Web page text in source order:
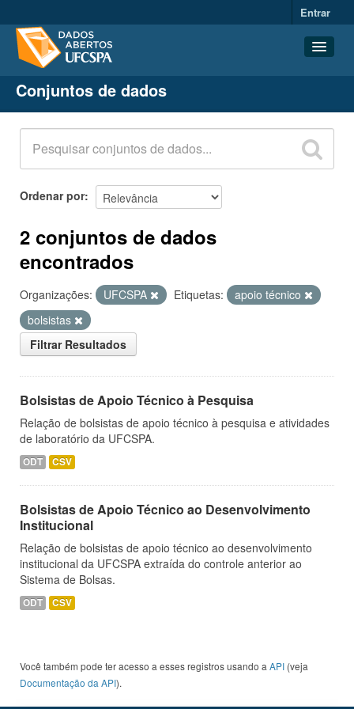
Entrar
Conjuntos de dados
Organizações
Grupos
Sobre
Conjuntos de dados
Ordenar por
2 conjuntos de dados
encontrados
Organizações: UFCSPA Etiquetas:
apoio técnico
bolsistas
Filtrar Resultados
Bolsistas de Apoio Técnico à Pesquisa
Relação de bolsistas de apoio técnico à pesquisa e atividades
de laboratório da UFCSPA.
ODT CSV
Bolsistas de Apoio Técnico ao Desenvolvimento
Institucional
Relação de bolsistas de apoio técnico ao desenvolvimento
institucional da UFCSPA extraída do controle anterior ao
Sistema de Bolsas.
ODT CSV
Você também pode ter acesso a esses registros usando a API (veja
Documentação da API).